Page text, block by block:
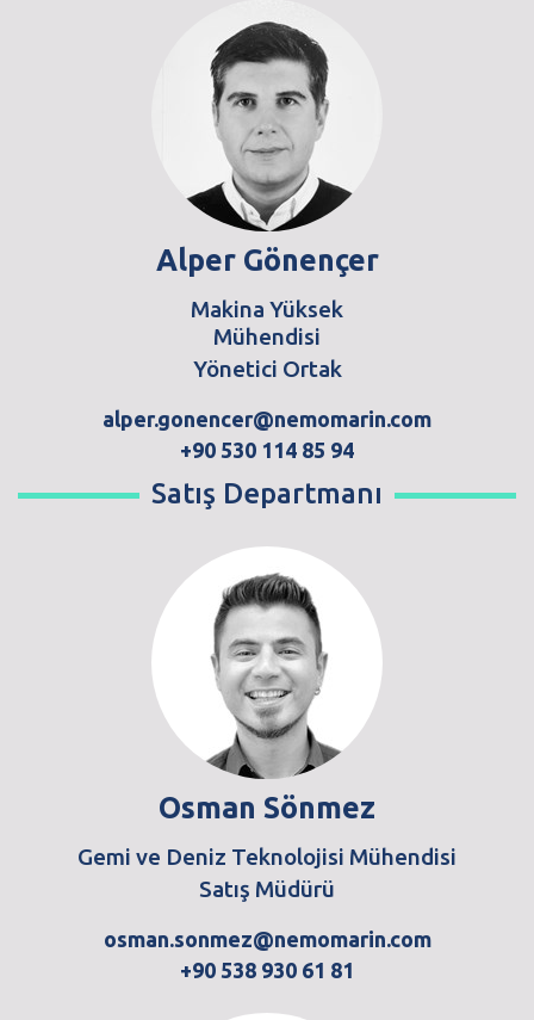
Alper Gönençer
Makina Yüksek
Mühendisi
Yönetici Ortak
alper.gonencer@nemomarin.com
+90 530 114 85 94
Satış Departmanı
Osman Sönmez
Gemi ve Deniz Teknolojisi Mühendisi
Satış Müdürü
osman.sonmez@nemomarin.com
+90 538 930 61 81